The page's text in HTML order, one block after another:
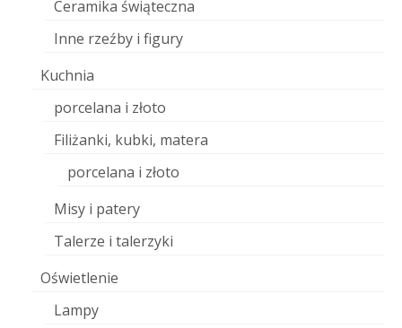
Ceramika świąteczna
Inne rzeźby i figury
Kuchnia
porcelana i złoto
Filiżanki, kubki, matera
porcelana i złoto
Misy i patery
Talerze i talerzyki
Oświetlenie
Lampy